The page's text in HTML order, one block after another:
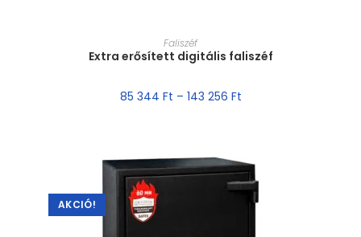
MÉRET VÁLASZTÁSA
Faliszéf
Extra erősített digitális faliszéf
85 344 Ft – 143 256 Ft
AKCIÓ!